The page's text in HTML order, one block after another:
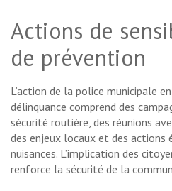
Actions de
de prévention
L’action de la police municipale
délinquance comprend des
sécurité routière, des réunions
des enjeux locaux et des actions
nuisances. L’implication des
renforce la sécurité de la